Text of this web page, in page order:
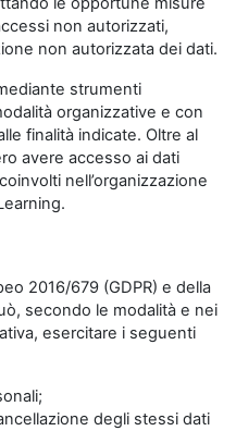
non autorizzati,
non autorizzata dei dati.
strumenti
organizzative e con
finalità indicate. Oltre al
avere accesso ai dati
nell’organizzazione
2016/679 (GDPR) e della
secondo le modalità e nei
esercitare i seguenti
degli stessi dati